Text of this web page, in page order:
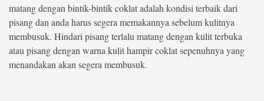
matang dengan bintik-bintik coklat adalah kondisi terbaik dari
pisang dan anda harus segera memakannya sebelum kulitnya
membusuk. Hindari pisang terlalu matang dengan kulit terbuka
atau pisang dengan warna kulit hampir coklat sepenuhnya yang
menandakan akan segera membusuk.